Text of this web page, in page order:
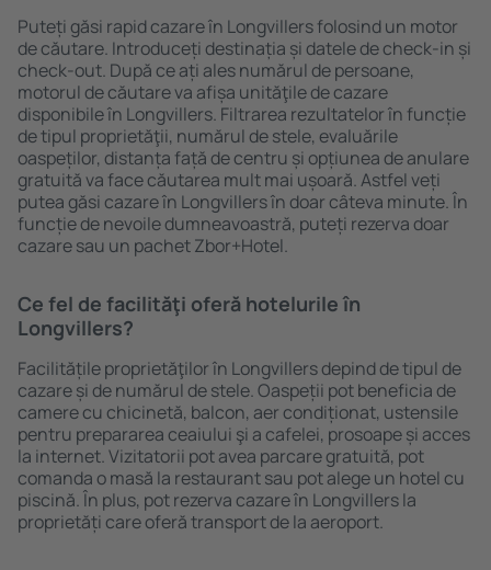
Puteți găsi rapid cazare în Longvillers folosind un motor
de căutare. Introduceți destinația și datele de check-in și
check-out. După ce ați ales numărul de persoane,
motorul de căutare va afișa unităţile de cazare
disponibile în Longvillers. Filtrarea rezultatelor în funcție
de tipul proprietăţii, numărul de stele, evaluările
oaspeților, distanța față de centru și opțiunea de anulare
gratuită va face căutarea mult mai ușoară. Astfel veți
putea găsi cazare în Longvillers în doar câteva minute. În
funcție de nevoile dumneavoastră, puteți rezerva doar
cazare sau un pachet Zbor+Hotel.
Ce fel de facilităţi oferă hotelurile în
Longvillers?
Facilitățile proprietăţilor în Longvillers depind de tipul de
cazare și de numărul de stele. Oaspeții pot beneficia de
camere cu chicinetă, balcon, aer condiționat, ustensile
pentru prepararea ceaiului şi a cafelei, prosoape și acces
la internet. Vizitatorii pot avea parcare gratuită, pot
comanda o masă la restaurant sau pot alege un hotel cu
piscină. În plus, pot rezerva cazare în Longvillers la
proprietăți care oferă transport de la aeroport.